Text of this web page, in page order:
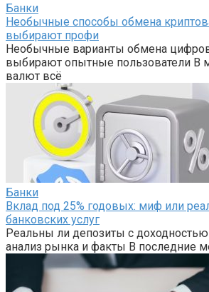
Банки
Необычные способы обмена
выбирают профи
Необычные варианты обмена
выбирают опытные пользователи В
валют всё
Банки
Вклад под 25% годовых: миф или
банковских услуг
Реальны ли депозиты с
анализ рынка и факты В последние